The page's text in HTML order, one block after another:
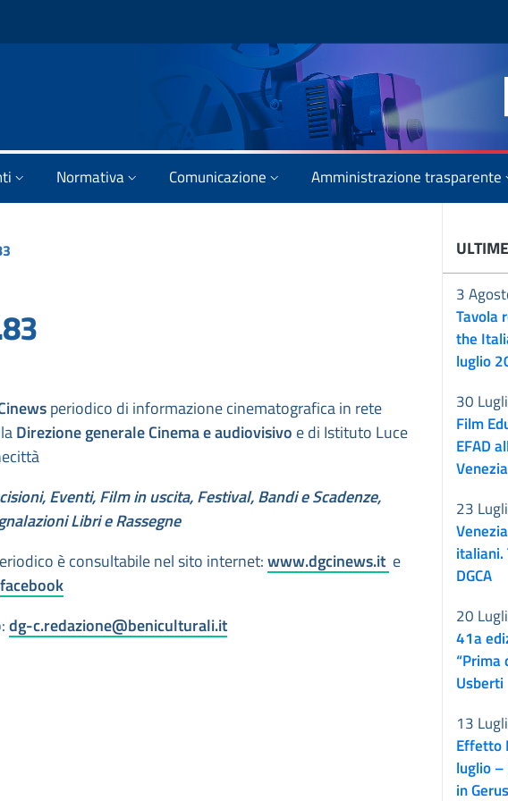
Normativa Comunicazione Amministrazione trasparente
periodico di informazione cinematografica in rete
Direzione generale Cinema e audiovisivo e di Istituto Luce
Eventi, Film in uscita, Festival, Bandi e Scadenze,
Libri e Rassegne
è consultabile nel sito internet:www.dgcinews.it e
facebook
dg-c.redazione@beniculturali.it
Tavola
the
luglio
3
Film
EFAD
Venezia
30
DGCA
23
41a
“Prima
Usberti
20
Effetto
luglio –
in
13